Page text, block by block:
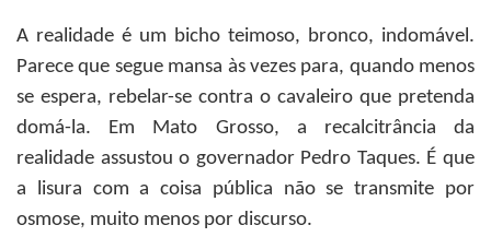
A realidade é um bicho teimoso, bronco, indomável.
Parece que segue mansa às vezes para, quando menos
se espera, rebelar-se contra o cavaleiro que pretenda
domá-la. Em Mato Grosso, a recalcitrância da
realidade assustou o governador Pedro Taques. É que
a lisura com a coisa pública não se transmite por
osmose, muito menos por discurso.